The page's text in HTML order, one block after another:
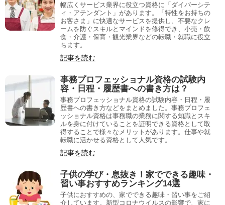
幅広くサービス業界に役立つ資格に「ダイバーシテ
ィ・アテンダント」があります。「特性をお持ちの
お客さま」に快適なサービスを提供し、不要なクレ
ームを防ぐスキルとマインドを修得でき、小売・飲
食・介護・保育・観光業界などの転職・就職に役立
ちます。
記事を読む
事務プロフェッショナル資格の試験内
容・日程・履歴書への書き方は？
事務プロフェッショナル資格の試験内容・日程・履
歴書への書き方などをまとめました。事務プロフェ
ッショナル資格は事務職の業務に関する知識とスキ
ルを身に付けていることを証明できる資格として取
得することで様々なメリットがあります。仕事や就
転職に活かせる資格として人気です。
記事を読む
子供の学び・息抜き！家でできる趣味・
習い事おすすめランキング14選
子供におすすめの、家でできる趣味・習い事をご紹
介しています。新型コロナウイルスの影響で、家に